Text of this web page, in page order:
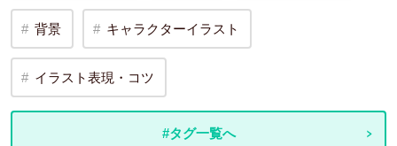
背景 キャラクターイラスト
イラスト表現・コツ
#タグ一覧へ